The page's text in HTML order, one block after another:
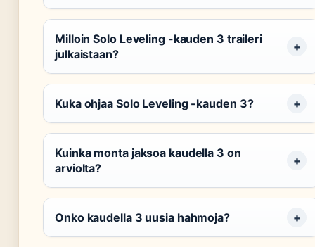
Milloin Solo Leveling -kauden 3 traileri
julkaistaan?
Kuka ohjaa Solo Leveling -kauden 3?
Kuinka monta jaksoa kaudella 3 on
arviolta?
Onko kaudella 3 uusia hahmoja?